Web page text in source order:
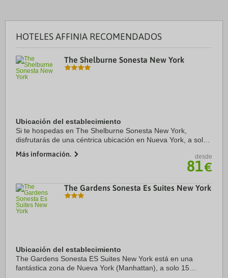
HOTELES AFFINIA RECOMENDADOS
The Shelburne Sonesta New York
Ubicación del establecimiento
Si te hospedas en The Shelburne Sonesta New York,
disfrutarás de una céntrica ubicación en Nueva York, a solo
Terminal y Edificio Empire State. Además, ...
Más información. desde
81€
The Gardens Sonesta Es Suites New York
Ubicación del establecimiento
The Gardens Sonesta ES Suites New York está en una
fantástica zona de Nueva York (Manhattan), a solo 15